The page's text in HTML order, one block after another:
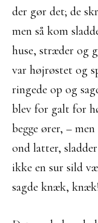
der gør det; de
men så kom
huse, stræder og
var højrøstet og
ringede op og
blev for galt for
begge ører, –
ond latter,
ikke en sur sild
sagde knæk,